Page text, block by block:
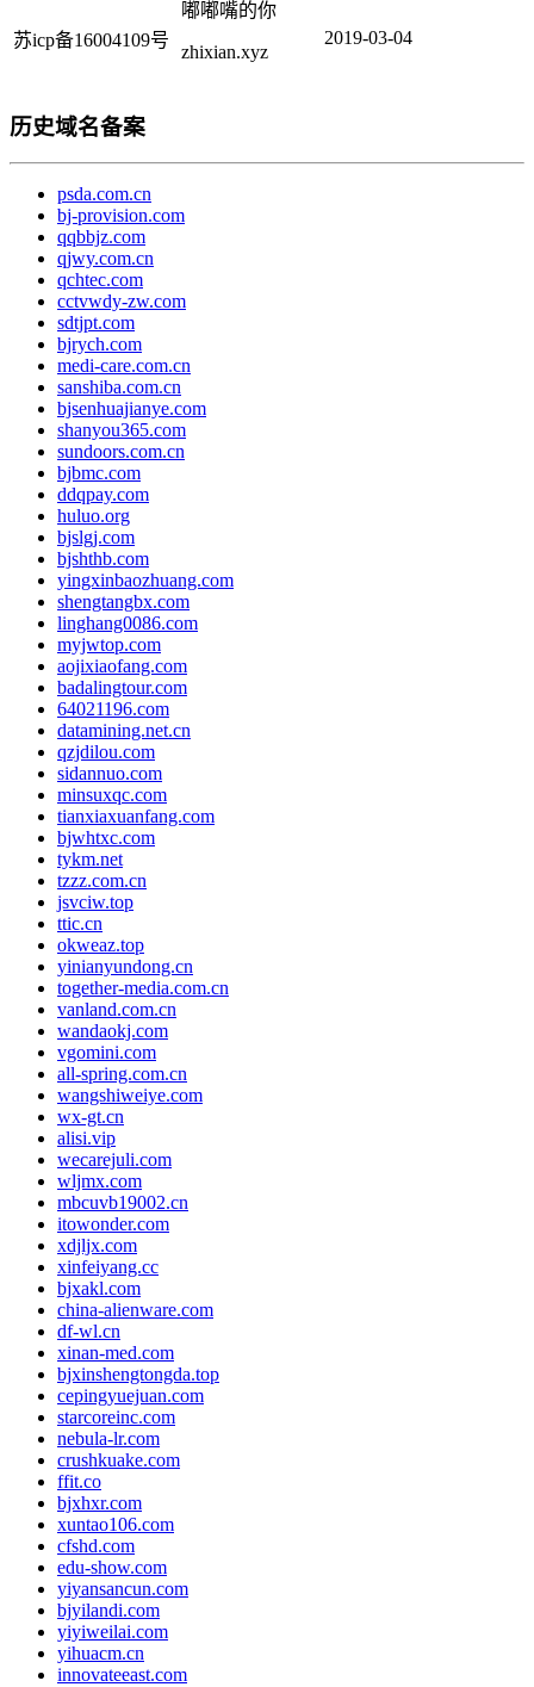
苏icp备16004109号
嘟嘟嘴的你
zhixian.xyz
2019-03-04
历史域名备案
psda.com.cn
bj-provision.com
qqbbjz.com
qjwy.com.cn
qchtec.com
cctvwdy-zw.com
sdtjpt.com
bjrych.com
medi-care.com.cn
sanshiba.com.cn
bjsenhuajianye.com
shanyou365.com
sundoors.com.cn
bjbmc.com
ddqpay.com
huluo.org
bjslgj.com
bjshthb.com
yingxinbaozhuang.com
shengtangbx.com
linghang0086.com
myjwtop.com
aojixiaofang.com
badalingtour.com
64021196.com
datamining.net.cn
qzjdilou.com
sidannuo.com
minsuxqc.com
tianxiaxuanfang.com
bjwhtxc.com
tykm.net
tzzz.com.cn
jsvciw.top
ttic.cn
okweaz.top
yinianyundong.cn
together-media.com.cn
vanland.com.cn
wandaokj.com
vgomini.com
all-spring.com.cn
wangshiweiye.com
wx-gt.cn
alisi.vip
wecarejuli.com
wljmx.com
mbcuvb19002.cn
itowonder.com
xdjljx.com
xinfeiyang.cc
bjxakl.com
china-alienware.com
df-wl.cn
xinan-med.com
bjxinshengtongda.top
cepingyuejuan.com
starcoreinc.com
nebula-lr.com
crushkuake.com
ffit.co
bjxhxr.com
xuntao106.com
cfshd.com
edu-show.com
yiyansancun.com
bjyilandi.com
yiyiweilai.com
yihuacm.cn
innovateeast.com